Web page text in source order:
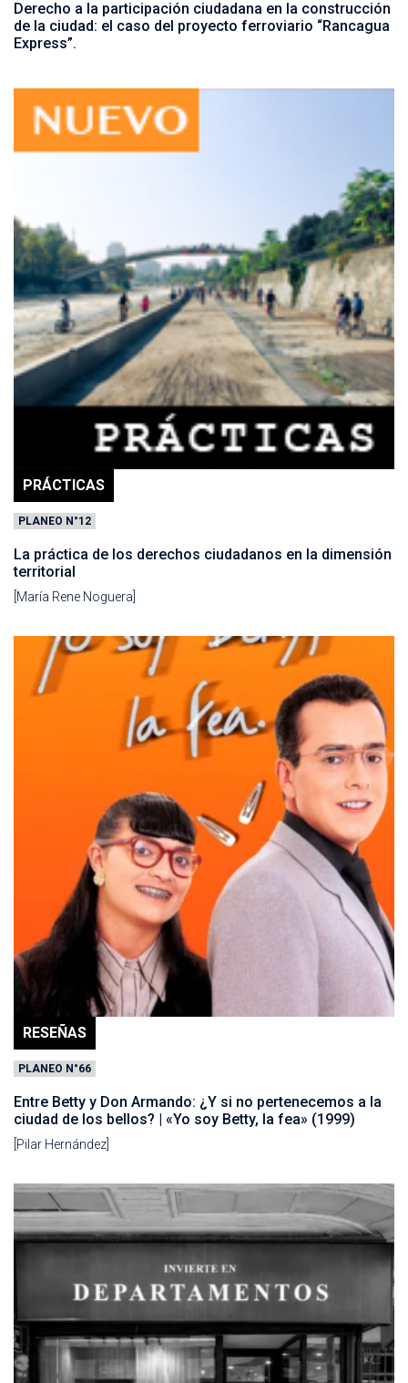
Derecho a la participación ciudadana en la construcción
de la ciudad: el caso del proyecto ferroviario “Rancagua
Express”.
PRÁCTICAS
PLANEO N°12
La práctica de los derechos ciudadanos en la dimensión
territorial
[María Rene Noguera]
RESEÑAS
PLANEO N°66
Entre Betty y Don Armando: ¿Y si no pertenecemos a la
ciudad de los bellos? | «Yo soy Betty, la fea» (1999)
[Pilar Hernández]